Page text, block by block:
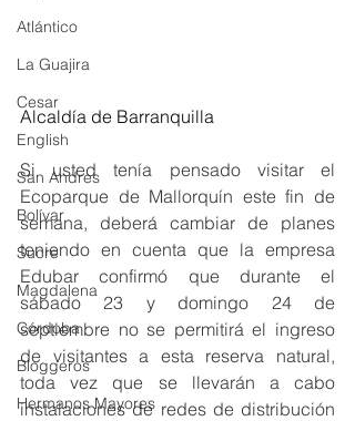
Atlántico
La Guajira
Cesar
English
San Andres
Bolívar
Sucre
Magdalena
Córdoba
Bloggeros
Hermanos Mayores
Alcaldía de Barranquilla
Si usted tenía pensado visitar el
Ecoparque de Mallorquín este fin de
semana, deberá cambiar de planes
teniendo en cuenta que la empresa
Edubar confirmó que durante el
sábado 23 y domingo 24 de
septiembre no se permitirá el ingreso
de visitantes a esta reserva natural,
toda vez que se llevarán a cabo
instalaciones de redes de distribución